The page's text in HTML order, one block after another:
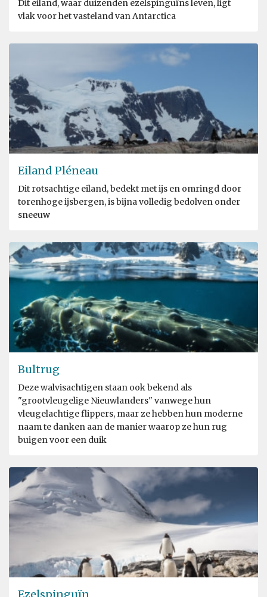
Dit eiland, waar duizenden ezelspinguïns leven, ligt
vlak voor het vasteland van Antarctica
Eiland Pléneau
Dit rotsachtige eiland, bedekt met ijs en omringd door
torenhoge ijsbergen, is bijna volledig bedolven onder
sneeuw
Bultrug
Deze walvisachtigen staan ook bekend als
"grootvleugelige Nieuwlanders" vanwege hun
vleugelachtige flippers, maar ze hebben hun moderne
naam te danken aan de manier waarop ze hun rug
buigen voor een duik